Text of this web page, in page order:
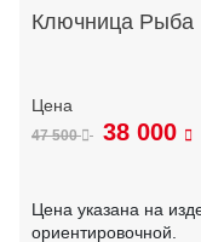
Ключница Рыба
47 500 38 000
Цена указана на
ориентировочной.